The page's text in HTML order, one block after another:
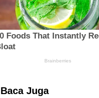
Baca Juga